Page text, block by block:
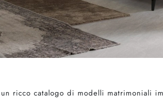
ricco catalogo di modelli matrimoniali